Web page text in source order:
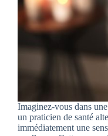
Imaginez-vous dans
un praticien de santé
immédiatement une